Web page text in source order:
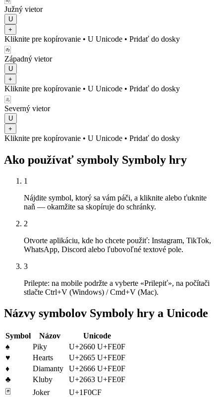
Južný vietor
U
+
Kliknite pre kopírovanie • U Unicode • Pridať do dosky
🀂
Západný vietor
U
+
Kliknite pre kopírovanie • U Unicode • Pridať do dosky
🀃
Severný vietor
U
+
Kliknite pre kopírovanie • U Unicode • Pridať do dosky
Ako používať symboly Symboly hry
1
Nájdite symbol, ktorý sa vám páči, a kliknite alebo ťuknite
naň — okamžite sa skopíruje do schránky.
2
Otvorte aplikáciu, kde ho chcete použiť: Instagram, TikTok,
WhatsApp, Discord alebo ľubovoľné textové pole.
3
Prilepte: na mobile podržte a vyberte «Prilepiť», na počítači
stlačte Ctrl+V (Windows) / Cmd+V (Mac).
Názvy symbolov Symboly hry a Unicode
Symbol Názov
Unicode
♠️
Piky
U+2660 U+FE0F
♥️
Hearts
U+2665 U+FE0F
♦️
Diamanty
U+2666 U+FE0F
♣️
Kluby
U+2663 U+FE0F
🃏
Joker
U+1F0CF